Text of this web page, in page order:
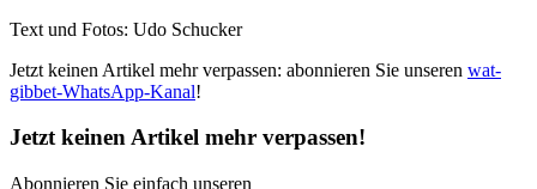
Text und Fotos: Udo Schucker
Jetzt keinen Artikel mehr verpassen: abonnieren Sie unseren wat-
gibbet-WhatsApp-Kanal!
Jetzt keinen Artikel mehr verpassen!
Abonnieren Sie einfach unseren